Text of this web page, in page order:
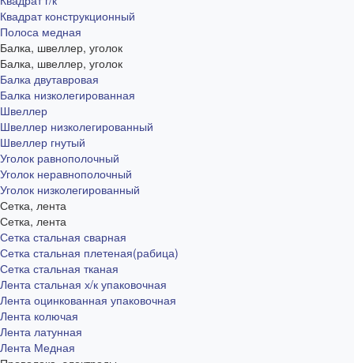
Квадрат конструкционный
Полоса медная
Балка, швеллер, уголок
Балка, швеллер, уголок
Балка двутавровая
Балка низколегированная
Швеллер
Швеллер низколегированный
Швеллер гнутый
Уголок равнополочный
Уголок неравнополочный
Уголок низколегированный
Сетка, лента
Сетка, лента
Сетка стальная сварная
Сетка стальная плетеная(рабица)
Сетка стальная тканая
Лента стальная х/к упаковочная
Лента оцинкованная упаковочная
Лента колючая
Лента латунная
Лента Медная